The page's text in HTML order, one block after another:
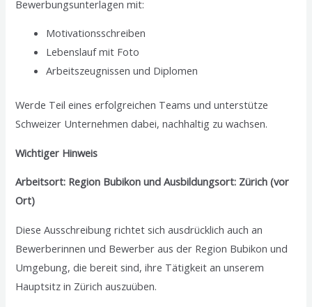
Bewerbungsunterlagen mit:
Motivationsschreiben
Lebenslauf mit Foto
Arbeitszeugnissen und Diplomen
Werde Teil eines erfolgreichen Teams und unterstütze
Schweizer Unternehmen dabei, nachhaltig zu wachsen.
Wichtiger Hinweis
Arbeitsort: Region Bubikon und Ausbildungsort: Zürich (vor
Ort)
Diese Ausschreibung richtet sich ausdrücklich auch an
Bewerberinnen und Bewerber aus der Region Bubikon und
Umgebung, die bereit sind, ihre Tätigkeit an unserem
Hauptsitz in Zürich auszuüben.